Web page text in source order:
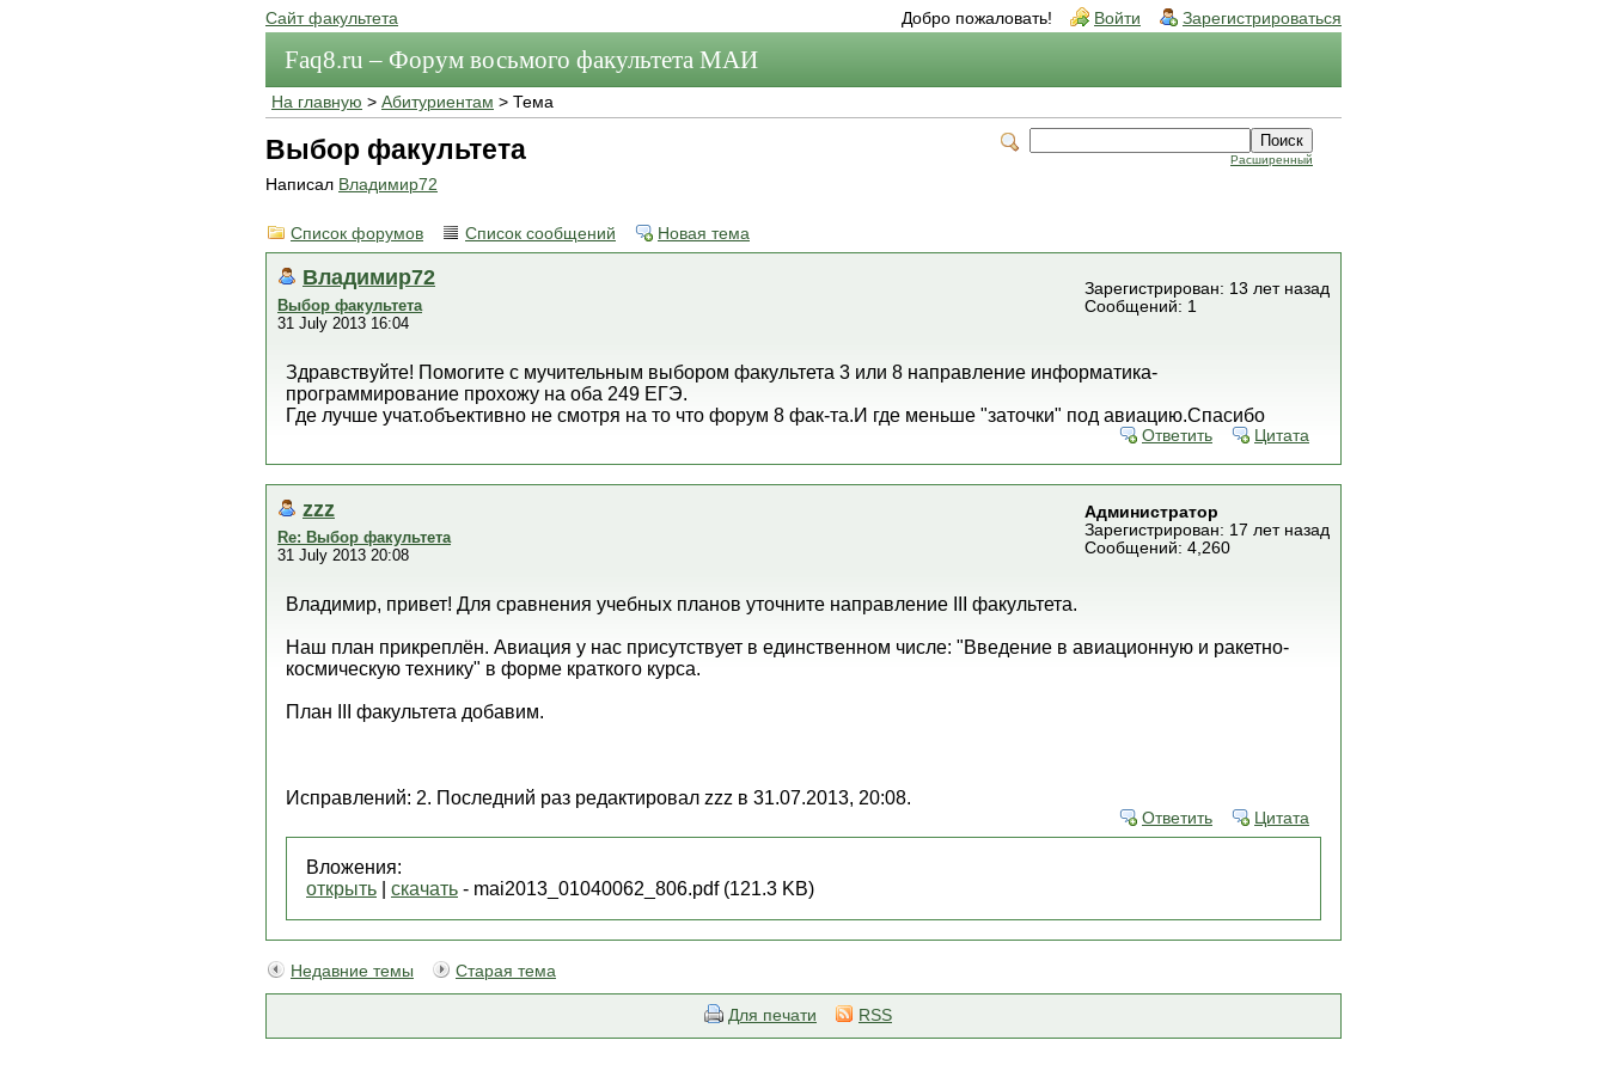
Сайт факультета Добро пожаловать! Войти Зарегистрироваться
Faq8.ru – Форум восьмого факультета МАИ
На главную > Абитуриентам > Тема
Расширенный
Выбор факультета
Написал Владимир72
Список форумов Список сообщений Новая тема
Владимир72
Выбор факультета
31 July 2013 16:04
Зарегистрирован: 13 лет назад
Сообщений: 1
Здравствуйте! Помогите с мучительным выбором факультета 3 или 8 направление информатика-
программирование прохожу на оба 249 ЕГЭ.
Где лучше учат.объективно не смотря на то что форум 8 фак-та.И где меньше "заточки" под авиацию.Спасибо
Ответить Цитата
zzz
Re: Выбор факультета
31 July 2013 20:08
Администратор
Зарегистрирован: 17 лет назад
Сообщений: 4,260
Владимир, привет! Для сравнения учебных планов уточните направление III факультета.
Наш план прикреплён. Авиация у нас присутствует в единственном числе: "Введение в авиационную и ракетно-
космическую технику" в форме краткого курса.
План III факультета добавим.
Исправлений: 2. Последний раз редактировал zzz в 31.07.2013, 20:08.
Ответить Цитата
Вложения:
открыть
скачать - mai2013_01040062_806.pdf (121.3 KB)
Недавние темы Старая тема
Для печати RSS